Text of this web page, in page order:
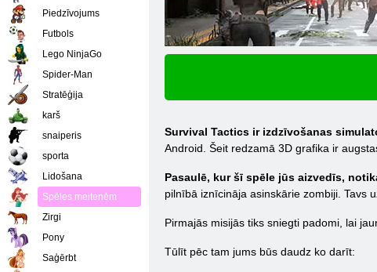
Survival Tactics ir izdzīvošanas
Android. Šeit redzamā 3D grafika ir
Pasaulē, kur šī spēle jūs aizvedīs,
pilnībā iznīcināja asinskārie zombiji. Tavs
Pirmajās misijās tiks sniegti padomi, lai
Tūlīt pēc tam jums būs daudz ko darīt:
Piedzīvojums
Futbols
Lego NinjaGo
Spider-Man
Stratēģija
karš
snaiperis
sporta
Lidošana
Spēles meitenēm
Zirgi
Pony
Saģērbt